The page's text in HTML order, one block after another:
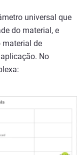
universal que
do material, e
material de
No